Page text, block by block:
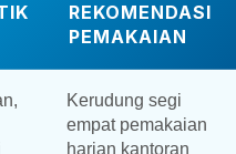
REKOMENDASI
PEMAKAIAN
Kerudung segi
empat pemakaian
harian kantoran